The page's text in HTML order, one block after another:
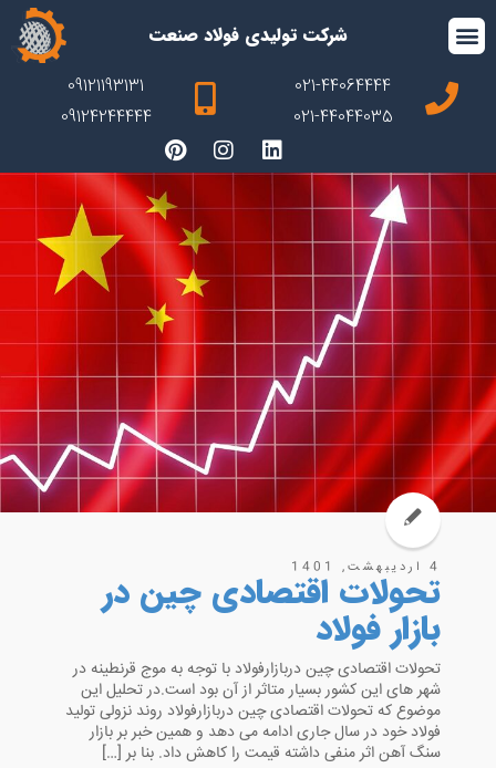
شرکت تولیدی فولاد صنعت
021-44064444
021-44044035
09121193131
09124244444
4 اردیبهشت, 1401
تحولات اقتصادی چین در
بازار فولاد
تحولات اقتصادی چین دربازارفولاد با توجه به موج قرنطینه در
شهر های این کشور بسیار متاثر از آن بود است.در تحلیل این
موضوع که تحولات اقتصادی چین دربازارفولاد روند نزولی تولید
فولاد خود در سال جاری ادامه می دهد و همین خبر بر بازار
سنگ آهن اثر منفی داشته قیمت را کاهش داد. بنا بر […]